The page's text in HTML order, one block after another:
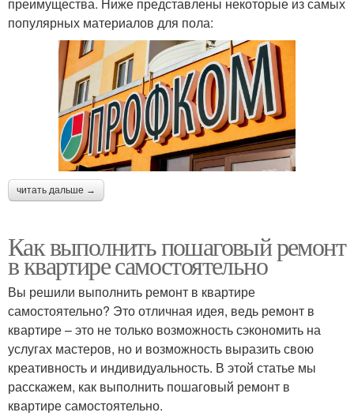
популярных материалов для пола:
читать дальше →
Как выполнить пошаговый ремонт
в квартире самостоятельно
Вы решили выполнить ремонт в квартире
самостоятельно? Это отличная идея, ведь ремонт в
квартире – это не только возможность сэкономить на
услугах мастеров, но и возможность выразить свою
креативность и индивидуальность. В этой статье мы
расскажем, как выполнить пошаговый ремонт в
квартире самостоятельно.